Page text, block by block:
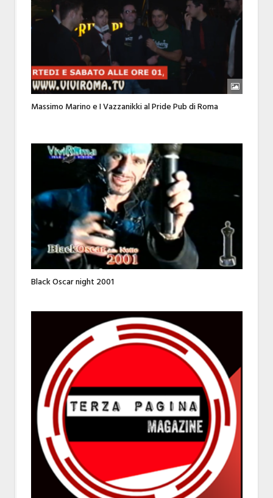
Massimo Marino e I Vazzanikki al Pride Pub di Roma
Black Oscar night 2001